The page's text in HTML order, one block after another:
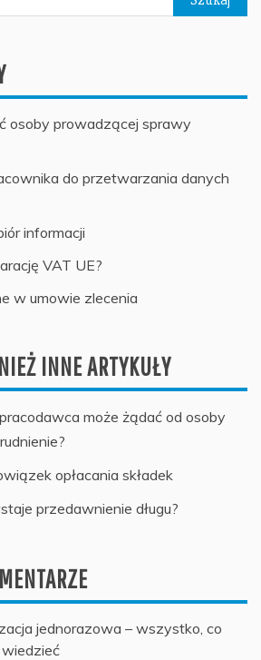
osoby prowadzącej sprawy
do przetwarzania danych
informacji
VAT UE?
w umowie zlecenia
INNE ARTYKUŁY
może żądać od osoby
opłacania składek
przedawnienie długu?
jednorazowa – wszystko, co